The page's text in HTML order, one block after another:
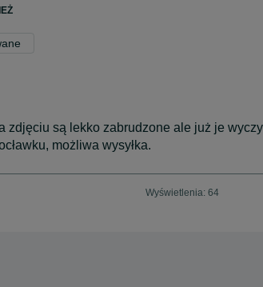
zdjęciu są lekko zabrudzone ale już je
możliwa wysyłka.
Wyświetlenia: 64